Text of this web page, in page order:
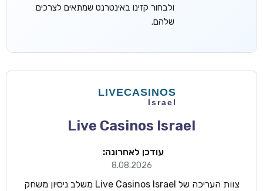
ולבחור קזינו באינטרנט שמתאים לצרכים
שלהם.
Live Casinos Israel
עודכן לאחרונה:
8.08.2026
צוות העריכה של Live Casinos Israel משלב ניסיון משחק